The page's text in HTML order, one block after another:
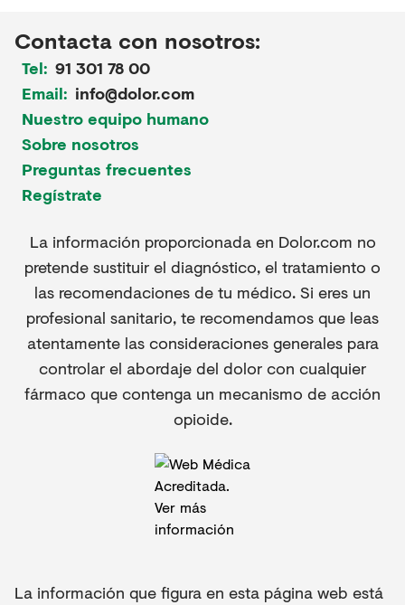
Contacta con nosotros:
Tel: 91 301 78 00
Email: info@dolor.com
Nuestro equipo humano
Sobre nosotros
Preguntas frecuentes
Regístrate
La información proporcionada en Dolor.com no
pretende sustituir el diagnóstico, el tratamiento o
las recomendaciones de tu médico. Si eres un
profesional sanitario, te recomendamos que leas
atentamente las consideraciones generales para
controlar el abordaje del dolor con cualquier
fármaco que contenga un mecanismo de acción
opioide.
La información que figura en esta página web está